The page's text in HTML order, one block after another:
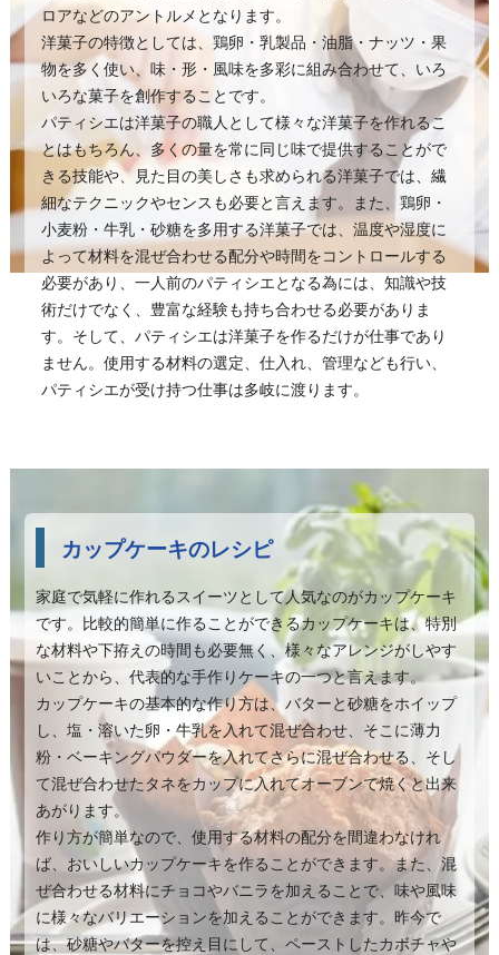
ロアなどのアントルメとなります。
洋菓子の特徴としては、鶏卵・乳製品・油脂・ナッツ・果
物を多く使い、味・形・風味を多彩に組み合わせて、いろ
いろな菓子を創作することです。
パティシエは洋菓子の職人として様々な洋菓子を作れるこ
とはもちろん、多くの量を常に同じ味で提供することがで
きる技能や、見た目の美しさも求められる洋菓子では、繊
細なテクニックやセンスも必要と言えます。また、鶏卵・
小麦粉・牛乳・砂糖を多用する洋菓子では、温度や湿度に
よって材料を混ぜ合わせる配分や時間をコントロールする
必要があり、一人前のパティシエとなる為には、知識や技
術だけでなく、豊富な経験も持ち合わせる必要がありま
す。そして、パティシエは洋菓子を作るだけが仕事であり
ません。使用する材料の選定、仕入れ、管理なども行い、
パティシエが受け持つ仕事は多岐に渡ります。
カップケーキのレシピ
家庭で気軽に作れるスイーツとして人気なのがカップケーキ
です。比較的簡単に作ることができるカップケーキは、特別
な材料や下拵えの時間も必要無く、様々なアレンジがしやす
いことから、代表的な手作りケーキの一つと言えます。
カップケーキの基本的な作り方は、バターと砂糖をホイップ
し、塩・溶いた卵・牛乳を入れて混ぜ合わせ、そこに薄力
粉・ベーキングパウダーを入れてさらに混ぜ合わせる、そし
て混ぜ合わせたタネをカップに入れてオーブンで焼くと出来
あがります。
作り方が簡単なので、使用する材料の配分を間違わなけれ
ば、おいしいカップケーキを作ることができます。また、混
ぜ合わせる材料にチョコやバニラを加えることで、味や風味
に様々なバリエーションを加えることができます。昨今で
は、砂糖やバターを控え目にして、ペーストしたカボチャや